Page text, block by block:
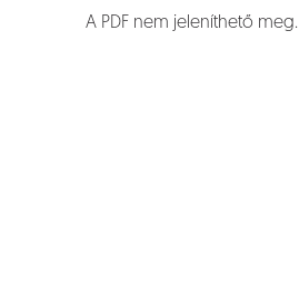
A PDF nem jeleníthető meg.